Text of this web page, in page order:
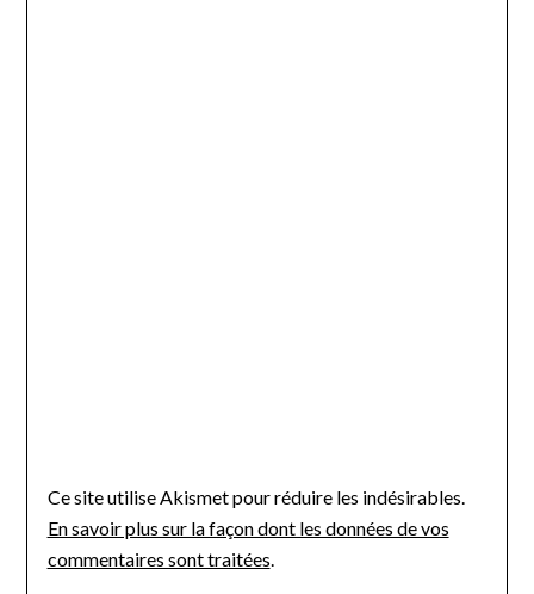
Ce site utilise Akismet pour réduire les indésirables.
En savoir plus sur la façon dont les données de vos
commentaires sont traitées.